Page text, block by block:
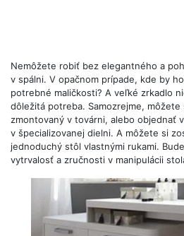
Nemôžete robiť bez elegantného a
v spálni. V opačnom prípade, kde by
potrebné maličkosti? A veľké zrkadlo
dôležitá potreba. Samozrejme,
zmontovaný v továrni, alebo objednať
v špecializovanej dielni. A môžete si
jednoduchý stôl vlastnými rukami.
vytrvalosť a zručnosti v manipulácii